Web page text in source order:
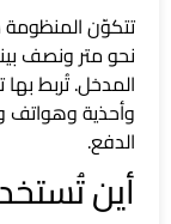
تتكوّن المنظومة
نحو متر ونصف
المدخل. تُربط
وأحذية وهواتف
الدفع.
أين